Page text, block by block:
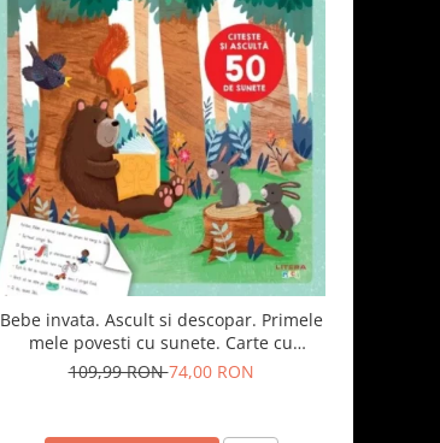
Bebe invata. Ascult si descopar. Primele
mele povesti cu sunete. Carte cu
pictograme si sunete
109,99 RON74,00 RON